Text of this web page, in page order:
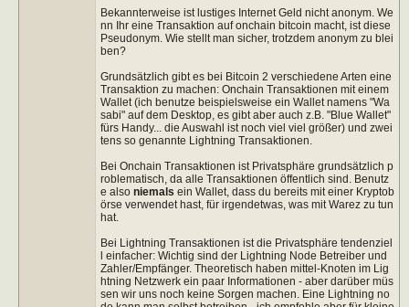
Bekannterweise ist lustiges Internet Geld nicht anonym. We
nn Ihr eine Transaktion auf onchain bitcoin macht, ist diese
Pseudonym. Wie stellt man sicher, trotzdem anonym zu blei
ben?
Grundsätzlich gibt es bei Bitcoin 2 verschiedene Arten eine
Transaktion zu machen: Onchain Transaktionen mit einem
Wallet (ich benutze beispielsweise ein Wallet namens "Wa
sabi" auf dem Desktop, es gibt aber auch z.B. "Blue Wallet"
fürs Handy... die Auswahl ist noch viel viel größer) und zwei
tens so genannte Lightning Transaktionen.
Bei Onchain Transaktionen ist Privatsphäre grundsätzlich p
roblematisch, da alle Transaktionen öffentlich sind. Benutz
e also niemals ein Wallet, dass du bereits mit einer Kryptob
örse verwendet hast, für irgendetwas, was mit Warez zu tun
hat.
Bei Lightning Transaktionen ist die Privatsphäre tendenziel
l einfacher: Wichtig sind der Lightning Node Betreiber und
Zahler/Empfänger. Theoretisch haben mittel-Knoten im Lig
htning Netzwerk ein paar Informationen - aber darüber müs
sen wir uns noch keine Sorgen machen. Eine Lightning no